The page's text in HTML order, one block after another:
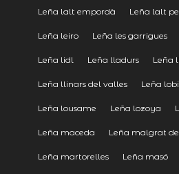
Leña lalt empordà Leña lalt
Leña leiro Leña les garrigues
Leña lidl Leña lladurs Leña
Leña llinars del valles Leña
Leña lousame Leña lozoya
Leña maceda Leña malgrat
Leña martorelles Leña masó